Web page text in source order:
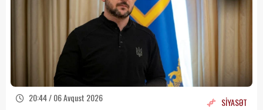
20:44 / 06 Avqust 2026 SİYASƏT